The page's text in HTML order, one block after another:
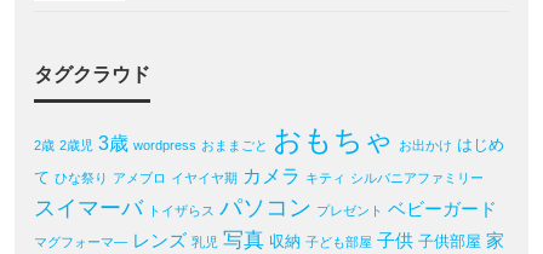
タグクラウド
2歳 2歳児 3歳 wordpress おままごと おもちゃ お出かけ はじめ
て ひな祭り アメブロ イヤイヤ期 カメラ キティ シルバニアファミリー
スイマーバ トイザらス パソコン プレゼント ベビーガード
マグフォーマ― レンズ 乳児 写真 収納 子ども部屋 子供 子供部屋 家